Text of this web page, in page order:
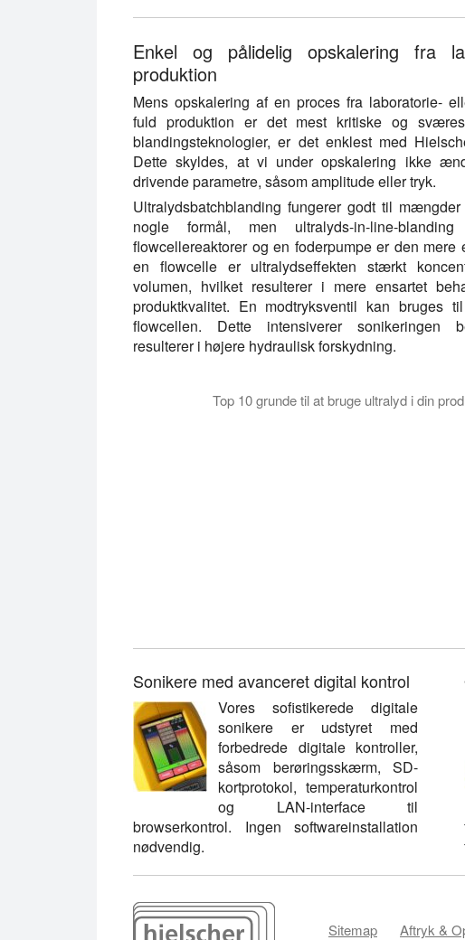
Enkel og pålidelig opskalering fra
produktion
Mens opskalering af en proces fra laboratorie-
fuld produktion er det mest kritiske og
blandingsteknologier, er det enklest med
Dette skyldes, at vi under opskalering ikke
drivende parametre, såsom amplitude eller tryk.
Ultralydsbatchblanding fungerer godt til
nogle formål, men ultralyds-in-line-
flowcellereaktorer og en foderpumpe er den mere
en flowcelle er ultralydseffekten stærkt
volumen, hvilket resulterer i mere ensartet
produktkvalitet. En modtryksventil kan bruges
flowcellen. Dette intensiverer sonikeringen
resulterer i højere hydraulisk forskydning.
Top 10 grunde til at bruge ultralyd i din
Sonikere med avanceret digital kontrol
Vores sofistikerede digitale
sonikere er udstyret med
forbedrede digitale kontroller,
såsom berøringsskærm, SD-
kortprotokol, temperaturkontrol
og LAN-interface til
browserkontrol. Ingen softwareinstallation
nødvendig.
Sitemap
Aftryk &